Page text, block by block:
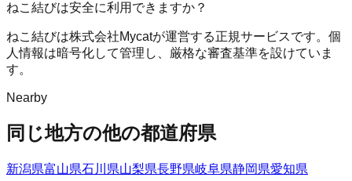
ねこ結びは安全に利用できますか？
ねこ結びは株式会社Mycatが運営する正規サービスです。個
人情報は暗号化して管理し、厳格な審査基準を設けていま
す。
Nearby
同じ地方の他の都道府県
新潟県富山県石川県山梨県長野県岐阜県静岡県愛知県